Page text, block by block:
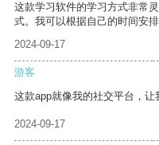
这款学习软件的学习方式非常
式。我可以根据自己的时间安排
2024-09-17
游客
这款app就像我的社交平台，让
2024-09-17